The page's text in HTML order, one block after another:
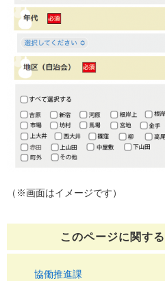
（※画面はイメージです）
このページに関する
協働推進課